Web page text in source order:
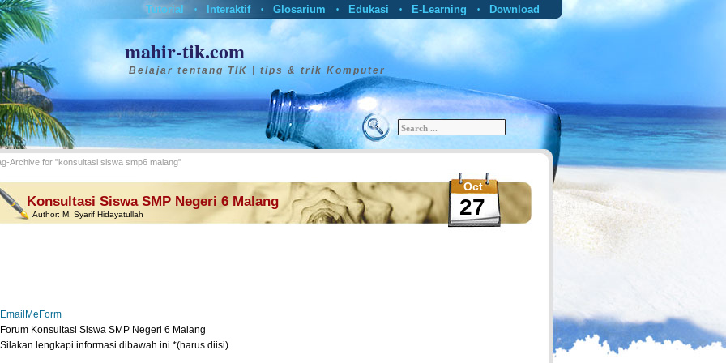
Tutorial • Interaktif • Glosarium • Edukasi • E-Learning • Download
mahir-tik.com
Belajar tentang TIK | tips & trik Komputer
Archive for "konsultasi siswa smp6 malang"
Konsultasi Siswa SMP Negeri 6 Malang
Author: M. Syarif Hidayatullah
Oct
27
EmailMeForm
Forum Konsultasi Siswa SMP Negeri 6 Malang
Silakan lengkapi informasi dibawah ini *(harus diisi)